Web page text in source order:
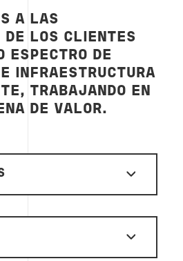
A LAS
DE LOS CLIENTES
ESPECTRO DE
INFRAESTRUCTURA
TRABAJANDO EN
DE VALOR.